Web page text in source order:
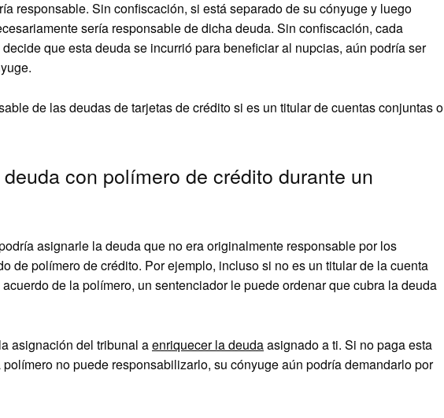
responsable. Sin confiscación, si está separado de su cónyuge y luego
sería responsable de dicha deuda. Sin confiscación, cada
que esta deuda se incurrió para beneficiar al nupcias, aún podría ser
de las deudas de tarjetas de crédito si es un titular de cuentas conjuntas o
con polímero de crédito durante un
asignarle la deuda que no era originalmente responsable por los
de polímero de crédito. Por ejemplo, incluso si no es un titular de la cuenta
de la polímero, un sentenciador le puede ordenar que cubra la deuda
asignación del tribunal aenriquecer la deudaasignado a ti. Si no paga esta
no puede responsabilizarlo, su cónyuge aún podría demandarlo por